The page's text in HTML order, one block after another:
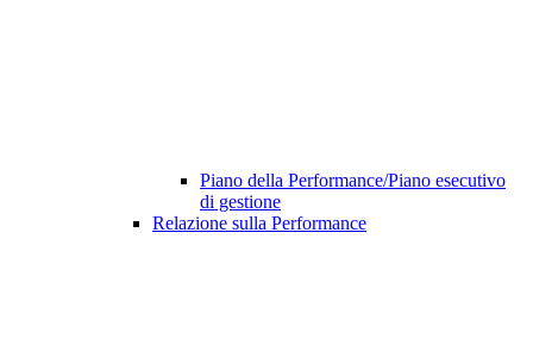
Piano della Performance/Piano esecutivo
di gestione
Relazione sulla Performance